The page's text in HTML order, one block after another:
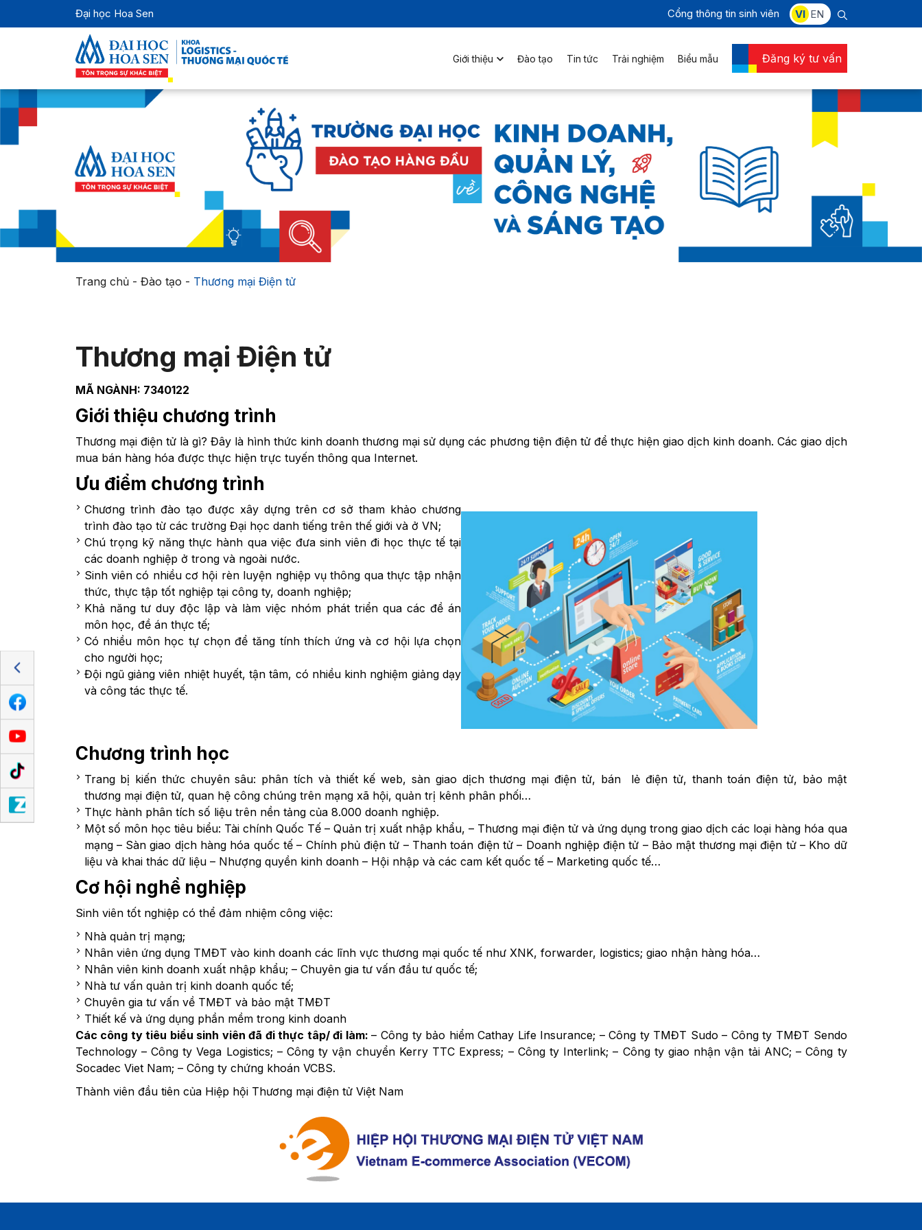
Đại học Hoa Sen Cổng thông tin sinh viên VI EN
Giới thiệu Đào tạo Tin tức Trải nghiệm Biểu mẫu Đăng ký tư vấn
Trang chủ- Đào tạo - Thương mại Điện tử
Thương mại Điện tử
MÃ NGÀNH: 7340122
Giới thiệu chương trình
Thương mại điện tử là gì? Đây là hình thức kinh doanh thương mại sử dụng các phương tiện điện tử để thực hiện giao dịch kinh doanh. Các giao dịch
mua bán hàng hóa được thực hiện trực tuyến thông qua Internet.
Ưu điểm chương trình
Chương trình đào tạo được xây dựng trên cơ sở tham khảo chương
trình đào tạo từ các trường Đại học danh tiếng trên thế giới và ở VN;
Chú trọng kỹ năng thực hành qua việc đưa sinh viên đi học thực tế tại
các doanh nghiệp ở trong và ngoài nước.
Sinh viên có nhiều cơ hội rèn luyện nghiệp vụ thông qua thực tập nhận
thức, thực tập tốt nghiệp tại công ty, doanh nghiệp;
Khả năng tư duy độc lập và làm việc nhóm phát triển qua các đề án
môn học, đề án thực tế;
Có nhiều môn học tự chọn để tăng tính thích ứng và cơ hội lựa chọn
cho người học;
Đội ngũ giảng viên nhiệt huyết, tận tâm, có nhiều kinh nghiệm giảng dạy
và công tác thực tế.
Chương trình học
Trang bị kiến thức chuyên sâu: phân tích và thiết kế web, sàn giao dịch thương mại điện tử, bán lẻ điện tử, thanh toán điện tử, bảo mật
thương mại điện tử, quan hệ công chúng trên mạng xã hội, quản trị kênh phân phối…
Thực hành phân tích số liệu trên nền tảng của 8.000 doanh nghiệp.
Một số môn học tiêu biểu: Tài chính Quốc Tế – Quản trị xuất nhập khẩu, – Thương mại điện tử và ứng dụng trong giao dịch các loại hàng hóa qua
mạng – Sàn giao dịch hàng hóa quốc tế – Chính phủ điện tử – Thanh toán điện tử – Doanh nghiệp điện tử – Bảo mật thương mại điện tử – Kho dữ
liệu và khai thác dữ liệu – Nhượng quyền kinh doanh – Hội nhập và các cam kết quốc tế – Marketing quốc tế…
Cơ hội nghề nghiệp
Sinh viên tốt nghiệp có thể đảm nhiệm công việc:
Nhà quản trị mạng;
Nhân viên ứng dụng TMĐT vào kinh doanh các lĩnh vực thương mại quốc tế như XNK, forwarder, logistics; giao nhận hàng hóa…
Nhân viên kinh doanh xuất nhập khẩu; – Chuyên gia tư vấn đầu tư quốc tế;
Nhà tư vấn quản trị kinh doanh quốc tế;
Chuyên gia tư vấn về TMĐT và bảo mật TMĐT
Thiết kế và ứng dụng phần mềm trong kinh doanh
Các công ty tiêu biểu sinh viên đã đi thực tâp/ đi làm:– Công ty bảo hiểm Cathay Life Insurance; – Công ty TMĐT Sudo – Công ty TMĐT Sendo
Technology – Công ty Vega Logistics; – Công ty vận chuyển Kerry TTC Express; – Công ty Interlink; – Công ty giao nhận vận tải ANC; – Công ty
Socadec Viet Nam; – Công ty chứng khoán VCBS.
Thành viên đầu tiên của Hiệp hội Thương mại điện tử Việt Nam